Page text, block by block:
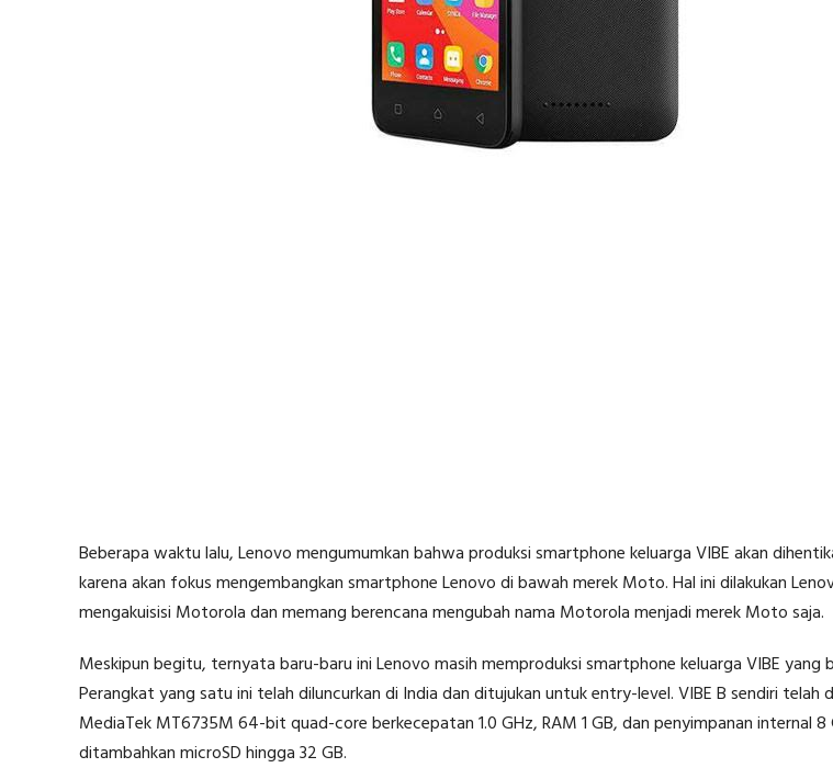
Beberapa waktu lalu, Lenovo mengumumkan bahwa produksi smartphone keluarga VIBE akan
karena akan fokus mengembangkan smartphone Lenovo di bawah merek Moto. Hal ini dilakukan
mengakuisisi Motorola dan memang berencana mengubah nama Motorola menjadi merek Moto saja.
Meskipun begitu, ternyata baru-baru ini Lenovo masih memproduksi smartphone keluarga VIBE yang
Perangkat yang satu ini telah diluncurkan di India dan ditujukan untuk entry-level. VIBE B sendiri telah
MediaTek MT6735M 64-bit quad-core berkecepatan 1.0 GHz, RAM 1 GB, dan penyimpanan internal
ditambahkan microSD hingga 32 GB.